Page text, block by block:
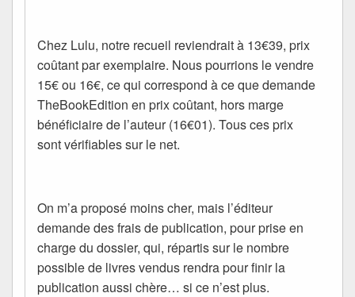
Chez Lulu, notre recueil reviendrait à 13€39, prix
coûtant par exemplaire. Nous pourrions le vendre
15€ ou 16€, ce qui correspond à ce que demande
TheBookEdition en prix coûtant, hors marge
bénéficiaire de l’auteur (16€01). Tous ces prix
sont vérifiables sur le net.
On m’a proposé moins cher, mais l’éditeur
demande des frais de publication, pour prise en
charge du dossier, qui, répartis sur le nombre
possible de livres vendus rendra pour finir la
publication aussi chère… si ce n’est plus.